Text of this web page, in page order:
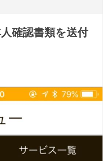
確認書類を送付